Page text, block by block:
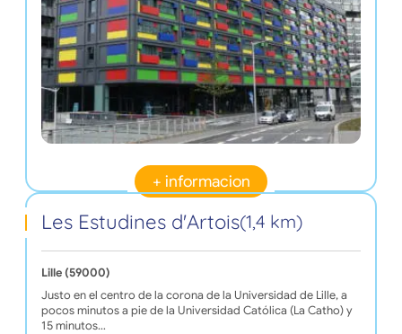
+ informacion
Les Estudines d'Artois(1,4 km)
Lille (59000)
Justo en el centro de la corona de la Universidad de Lille, a
pocos minutos a pie de la Universidad Católica (La Catho) y
15 minutos…